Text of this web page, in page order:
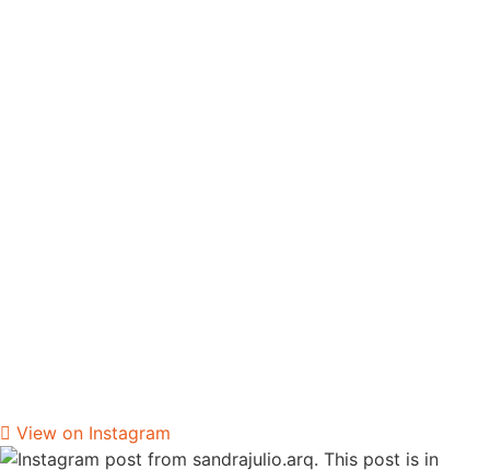
View on Instagram